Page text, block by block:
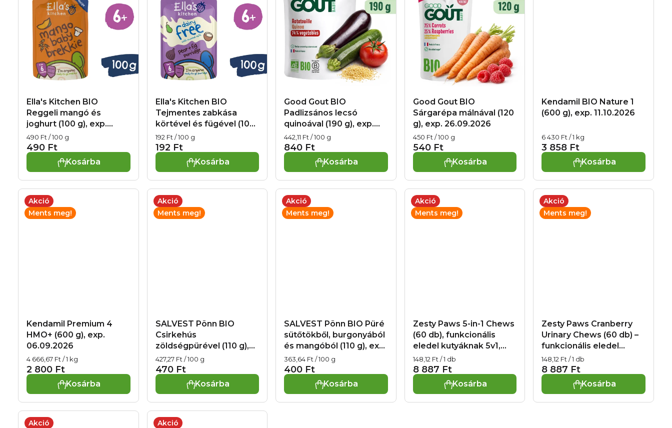
d
e
z
é
s
e
m
t
á
Ella's Kitchen BIO
Reggeli mangó és
joghurt (100 g), exp.
31.08.2026
490 Ft
Egységár:
490 Ft / 100 g
Kosárba
Ella's Kitchen BIO
Tejmentes zabkása
körtével és fügével (100
g), exp. 30.09.2026
192 Ft
Egységár:
192 Ft / 100 g
Kosárba
Good Gout BIO
Padlizsános lecsó
quinoával (190 g), exp.
07.10.2026
840 Ft
Egységár:
442,11 Ft / 100 g
Kosárba
Good Gout BIO
Sárgarépa málnával (120
g), exp. 26.09.2026
540 Ft
Egységár:
450 Ft / 100 g
Kosárba
Kendamil BIO Nature 1
(600 g), exp. 11.10.2026
3 858 Ft
Egységár:
6 430 Ft / 1 kg
Kosárba
Akció
Ments meg!
Kendamil Premium 4​
HMO+ (600 g), exp.
06.09.2026
2 800 Ft
Egységár:
4 666,67 Ft / 1 kg
Kosárba
Akció
Ments meg!
SALVEST Põnn BIO
Csirkehús
zöldségpürével (110 g),
exp. 09.09.2026
470 Ft
Egységár:
427,27 Ft / 100 g
Kosárba
Akció
Ments meg!
SALVEST Põnn BIO Püré
sütőtökből, burgonyából
és mangóból (110 g), exp.
27.09.2026
400 Ft
Egységár:
363,64 Ft / 100 g
Kosárba
Akció
Ments meg!
Zesty Paws 5-in-1 Chews
(60 db), funkcionális
eledel kutyáknak 5v1,
exp. 07.10.2026
8 887 Ft
Egységár:
148,12 Ft / 1 db
Kosárba
Akció
Ments meg!
Zesty Paws Cranberry
Urinary Chews (60 db) –
funkcionális eledel
kutyáknak a húgyutak
támogatására, exp.
16.10.2026
8 887 Ft
Egységár:
148,12 Ft / 1 db
Kosárba
Akció
Akció